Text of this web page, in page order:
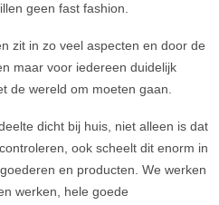
geen fast fashion.
zit in zo veel aspecten en door de
maar voor iedereen duidelijk
de wereld om moeten gaan.
dicht bij huis, niet alleen is dat
ook scheelt dit enorm in
en producten. We werken
werken, hele goede